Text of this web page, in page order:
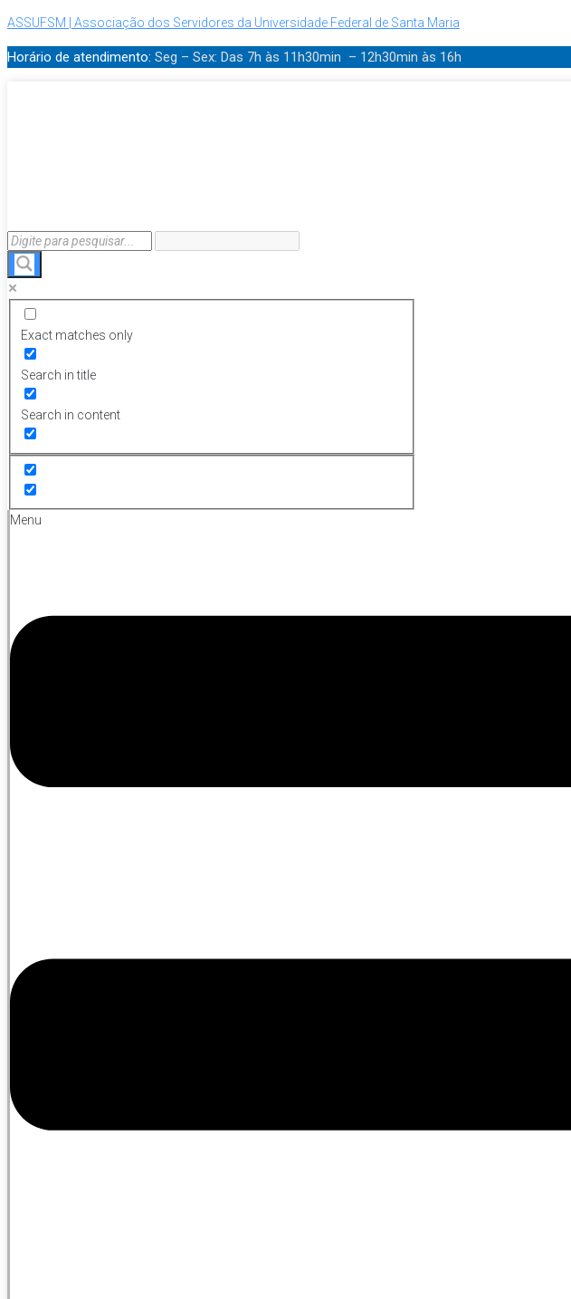
ASSUFSM | Associação dos Servidores da Universidade Federal de Santa Maria
Horário de atendimento: Seg – Sex: Das 7h às 11h30min – 12h30min às 16h
Exact matches only
Search in title
Search in content
Menu